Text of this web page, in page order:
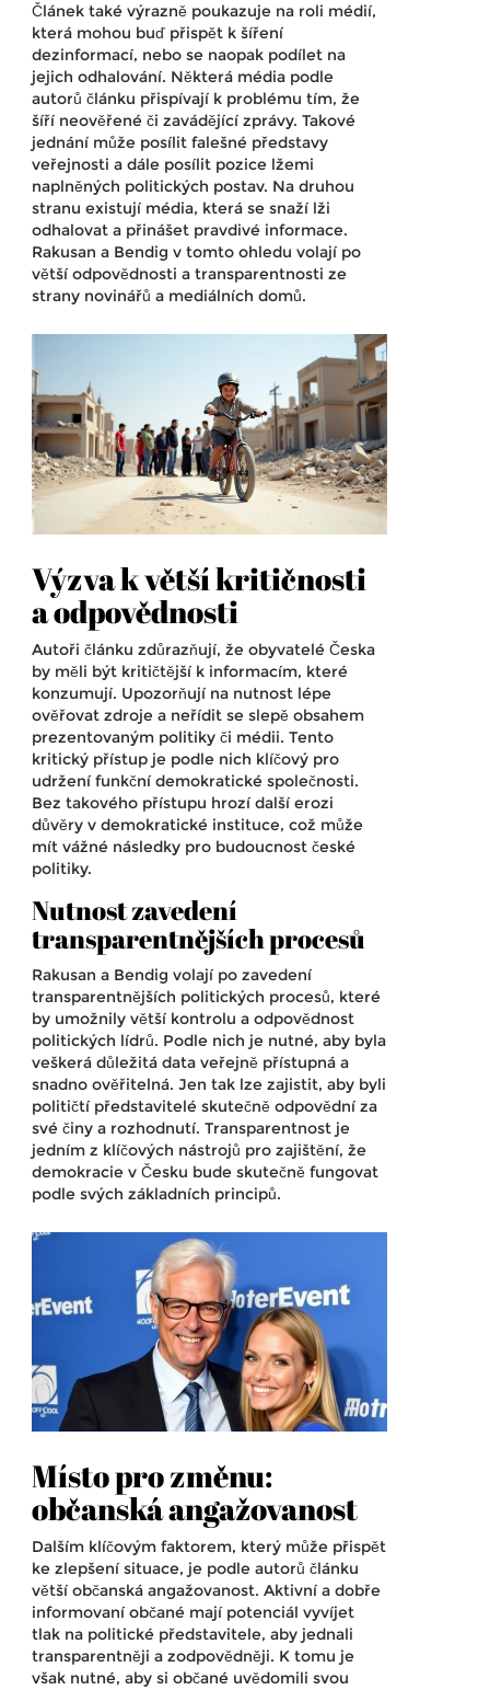
Článek také výrazně poukazuje na roli médií,
která mohou buď přispět k šíření
dezinformací, nebo se naopak podílet na
jejich odhalování. Některá média podle
autorů článku přispívají k problému tím, že
šíří neověřené či zavádějící zprávy. Takové
jednání může posílit falešné představy
veřejnosti a dále posílit pozice lžemi
naplněných politických postav. Na druhou
stranu existují média, která se snaží lži
odhalovat a přinášet pravdivé informace.
Rakusan a Bendig v tomto ohledu volají po
větší odpovědnosti a transparentnosti ze
strany novinářů a mediálních domů.
Výzva k větší kritičnosti
a odpovědnosti
Autoři článku zdůrazňují, že obyvatelé Česka
by měli být kritičtější k informacím, které
konzumují. Upozorňují na nutnost lépe
ověřovat zdroje a neřídit se slepě obsahem
prezentovaným politiky či médii. Tento
kritický přístup je podle nich klíčový pro
udržení funkční demokratické společnosti.
Bez takového přístupu hrozí další erozi
důvěry v demokratické instituce, což může
mít vážné následky pro budoucnost české
politiky.
Nutnost zavedení
transparentnějších procesů
Rakusan a Bendig volají po zavedení
transparentnějších politických procesů, které
by umožnily větší kontrolu a odpovědnost
politických lídrů. Podle nich je nutné, aby byla
veškerá důležitá data veřejně přístupná a
snadno ověřitelná. Jen tak lze zajistit, aby byli
političtí představitelé skutečně odpovědní za
své činy a rozhodnutí. Transparentnost je
jedním z klíčových nástrojů pro zajištění, že
demokracie v Česku bude skutečně fungovat
podle svých základních principů.
Místo pro změnu:
občanská angažovanost
Dalším klíčovým faktorem, který může přispět
ke zlepšení situace, je podle autorů článku
větší občanská angažovanost. Aktivní a dobře
informovaní občané mají potenciál vyvíjet
tlak na politické představitele, aby jednali
transparentněji a zodpovědněji. K tomu je
však nutné, aby si občané uvědomili svou